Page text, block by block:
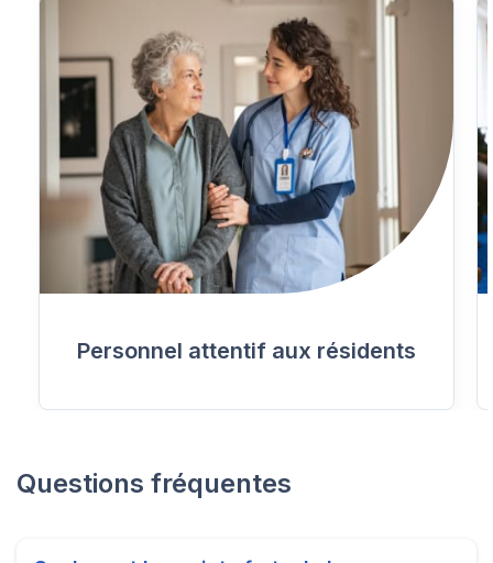
Personnel attentif aux résidents
Questions fréquentes